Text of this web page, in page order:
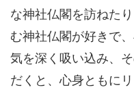
な神社仏閣を訪ねた
む神社仏閣が好きで
気を深く吸い込み、
だくと、心身ともに